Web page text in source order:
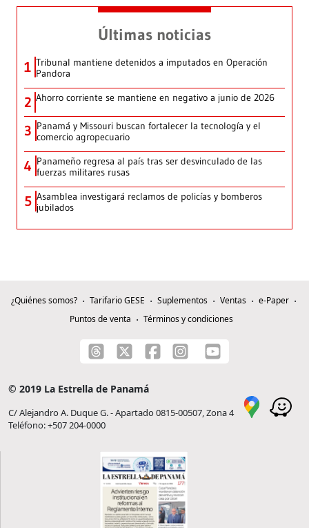
Últimas noticias
1 Tribunal mantiene detenidos a imputados en Operación
Pandora
2 Ahorro corriente se mantiene en negativo a junio de 2026
3 Panamá y Missouri buscan fortalecer la tecnología y el
comercio agropecuario
4 Panameño regresa al país tras ser desvinculado de las
fuerzas militares rusas
5 Asamblea investigará reclamos de policías y bomberos
jubilados
¿Quiénes somos? Tarifario GESE Suplementos Ventas
e-Paper
Puntos de venta
Términos y condiciones
© 2019 La Estrella de Panamá
C/ Alejandro A. Duque G. - Apartado 0815-00507, Zona 4
Teléfono: +507 204-0000